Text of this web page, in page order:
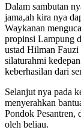
Dalam sambutan
jama,ah kira nya
Waykanan
propinsi Lampung
ustad Hilman Fauzi
silaturahmi
keberhasilan dari
Selanjut nya pada
menyerahkan
Pondok Pesantren,
oleh beliau.